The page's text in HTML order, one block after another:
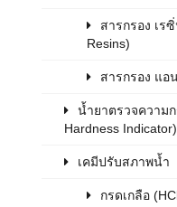
สารกรอง เร
Resins)
สารกรอง แอ
น้ำยาตรวจความ
Hardness Indicator)
เคมีปรับสภาพน้ำ
กรดเกลือ